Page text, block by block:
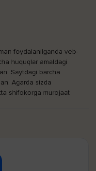
foydalanilganda veb-
huquqlar amaldagi
Saytdagi barcha
Agarda sizda
shifokorga murojaat